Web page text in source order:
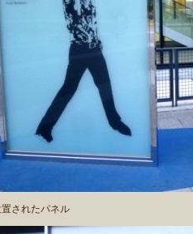
されたパネル